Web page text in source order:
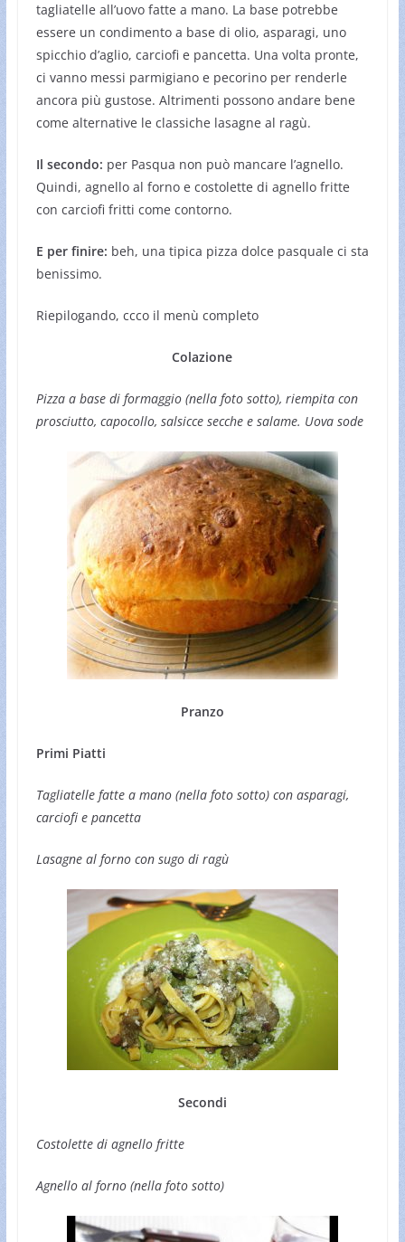
tagliatelle all’uovo fatte a mano. La base potrebbe
essere un condimento a base di olio, asparagi, uno
spicchio d’aglio, carciofi e pancetta. Una volta pronte,
ci vanno messi parmigiano e pecorino per renderle
ancora più gustose. Altrimenti possono andare bene
come alternative le classiche lasagne al ragù.
Il secondo: per Pasqua non può mancare l’agnello.
Quindi, agnello al forno e costolette di agnello fritte
con carciofi fritti come contorno.
E per finire: beh, una tipica pizza dolce pasquale ci sta
benissimo.
Riepilogando, ccco il menù completo
Colazione
Pizza a base di formaggio (nella foto sotto), riempita con
prosciutto, capocollo, salsicce secche e salame. Uova sode
Pranzo
Primi Piatti
Tagliatelle fatte a mano (nella foto sotto) con asparagi,
carciofi e pancetta
Lasagne al forno con sugo di ragù
Secondi
Costolette di agnello fritte
Agnello al forno (nella foto sotto)